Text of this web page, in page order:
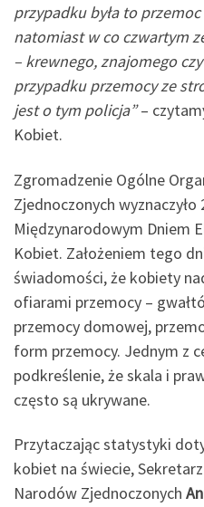
przypadku była to
natomiast w co czwartym
– krewnego, znajomego
przypadku przemocy ze
jest o tym policja”–
Kobiet.
Zgromadzenie Ogólne
Zjednoczonych
Międzynarodowym Dniem
Kobiet. Założeniem tego
świadomości, że kobiety
ofiarami przemocy –
przemocy domowej,
form przemocy. Jednym z
podkreślenie, że skala i
często są ukrywane.
Przytaczając statystyki
kobiet na świecie,
Narodów Zjednoczonych